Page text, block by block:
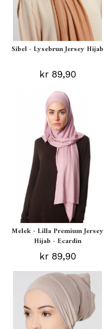
Sibel - Lysebrun Jersey Hijab
kr 89,90
Melek - Lilla Premium Jersey
Hijab - Ecardin
kr 89,90